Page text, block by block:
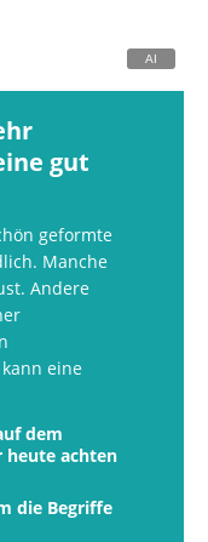
gut
geformte
Manche
Andere
eine
dem
heute achten
die Begriffe